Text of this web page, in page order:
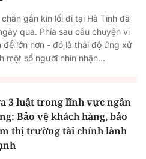
gần kín lối đi tại Hà Tĩnh đã
qua. Phía sau câu chuyện vi
đề lớn hơn - đó là thái độ ứng xử
một số người nhìn nhận...
3 luật trong lĩnh vực ngân
Bảo vệ khách hàng, bảo
thị trường tài chính lành